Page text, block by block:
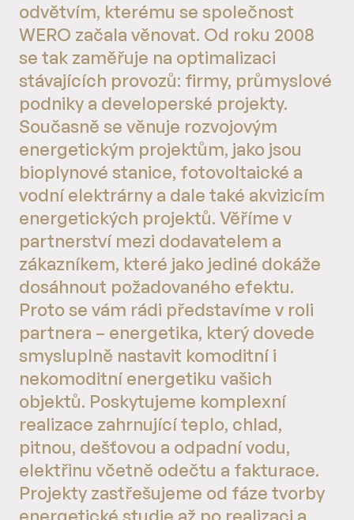
odvětvím, kterému se společnost
WERO začala věnovat. Od roku 2008
se tak zaměřuje na optimalizaci
stávajících provozů: firmy, průmyslové
podniky a developerské projekty.
Současně se věnuje rozvojovým
energetickým projektům, jako jsou
bioplynové stanice, fotovoltaické a
vodní elektrárny a dale také akvizicím
energetických projektů. Věříme v
partnerství mezi dodavatelem a
zákazníkem, které jako jediné dokáže
dosáhnout požadovaného efektu.
Proto se vám rádi představíme v roli
partnera – energetika, který dovede
smysluplně nastavit komoditní i
nekomoditní energetiku vašich
objektů. Poskytujeme komplexní
realizace zahrnující teplo, chlad,
pitnou, dešťovou a odpadní vodu,
elektřinu včetně odečtu a fakturace.
Projekty zastřešujeme od fáze tvorby